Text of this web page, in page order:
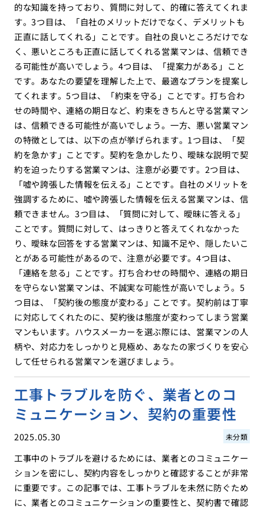
的な知識を持っており、質問に対して、的確に答えてくれま
す。3つ目は、「自社のメリットだけでなく、デメリットも
正直に話してくれる」ことです。自社の良いところだけでな
く、悪いところも正直に話してくれる営業マンは、信頼でき
る可能性が高いでしょう。4つ目は、「提案力がある」こと
です。あなたの要望を理解した上で、最適なプランを提案し
てくれます。5つ目は、「約束を守る」ことです。打ち合わ
せの時間や、連絡の期日など、約束をきちんと守る営業マン
は、信頼できる可能性が高いでしょう。一方、悪い営業マン
の特徴としては、以下の点が挙げられます。1つ目は、「契
約を急かす」ことです。契約を急かしたり、曖昧な説明で契
約を迫ったりする営業マンは、注意が必要です。2つ目は、
「嘘や誇張した情報を伝える」ことです。自社のメリットを
強調するために、嘘や誇張した情報を伝える営業マンは、信
頼できません。3つ目は、「質問に対して、曖昧に答える」
ことです。質問に対して、はっきりと答えてくれなかった
り、曖昧な回答をする営業マンは、知識不足や、隠したいこ
とがある可能性があるので、注意が必要です。4つ目は、
「連絡を怠る」ことです。打ち合わせの時間や、連絡の期日
を守らない営業マンは、不誠実な可能性が高いでしょう。5
つ目は、「契約後の態度が変わる」ことです。契約前は丁寧
に対応してくれたのに、契約後は態度が変わってしまう営業
マンもいます。ハウスメーカーを選ぶ際には、営業マンの人
柄や、対応力をしっかりと見極め、あなたの家づくりを安心
して任せられる営業マンを選びましょう。
工事トラブルを防ぐ、業者とのコ
ミュニケーション、契約の重要性
2025.05.30 未分類
工事中のトラブルを避けるためには、業者とのコミュニケー
ションを密にし、契約内容をしっかりと確認することが非常
に重要です。この記事では、工事トラブルを未然に防ぐため
に、業者とのコミュニケーションの重要性と、契約書で確認